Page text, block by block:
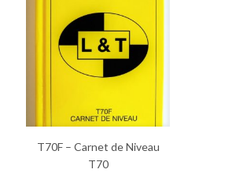
T70F – Carnet de Niveau
T70